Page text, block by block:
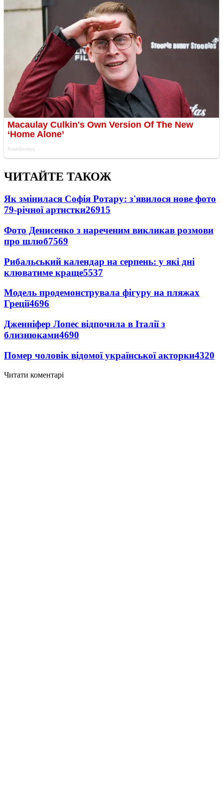
ЧИТАЙТЕ ТАКОЖ
Як змінилася Софія Ротару: з'явилося нове фото
79-річної артистки26915
Фото Денисенко з нареченим викликав розмови
про шлюб7569
Рибальський календар на серпень: у які дні
клюватиме краще5537
Модель продемонструвала фігуру на пляжах
Греції4696
Дженніфер Лопес відпочила в Італії з
близнюками4690
Помер чоловік відомої української акторки4320
Читати коментарі